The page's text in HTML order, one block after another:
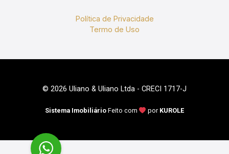
Política de Privacidade
Termo de Uso
© 2026 Uliano & Uliano Ltda - CRECI 1717-J
Sistema Imobiliário Feito com por KUROLE